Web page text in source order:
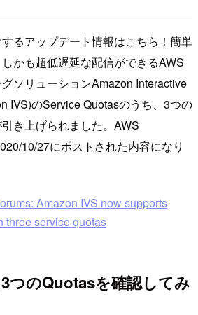
るアップデート情報はこちら！簡単
かも超低遅延な配信ができるAWS
ソリューションAmazon Interactive
IVS)のService Quotasのうち、3つの
き上げられました。AWS
10/27にポストされた内容になり
Amazon IVS now supports
three service quotas
つのQuotasを確認してみ